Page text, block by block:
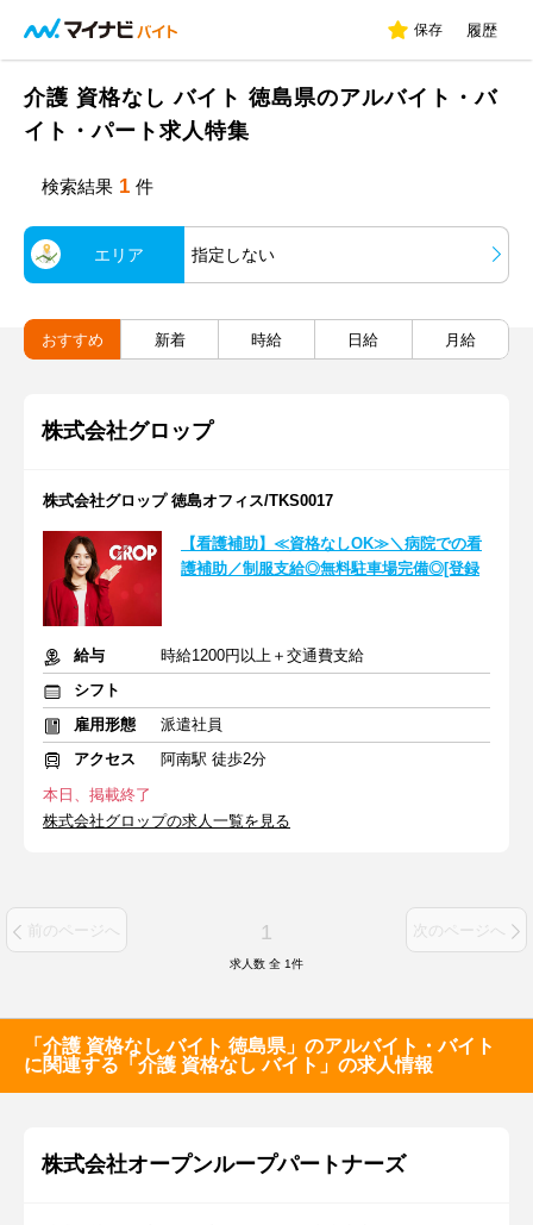
保存 履歴
介護 資格なし バイト 徳島県のアルバイト・バ
イト・パート求人特集
検索結果 1 件
エリア 指定しない
おすすめ 新着 時給 日給 月給
株式会社グロップ
株式会社グロップ 徳島オフィス/TKS0017
【看護補助】≪資格なしOK≫＼病院での看
護補助／制服支給◎無料駐車場完備◎[登録
給与
時給1200円以上＋交通費支給
シフト
雇用形態
派遣社員
アクセス
阿南駅 徒歩2分
本日、掲載終了
株式会社グロップの求人一覧を見る
前のページへ 1 次のページへ
求人数 全 1件
「介護 資格なし バイト 徳島県」のアルバイト・バイト
に関連する「介護 資格なし バイト」の求人情報
株式会社オープンループパートナーズ